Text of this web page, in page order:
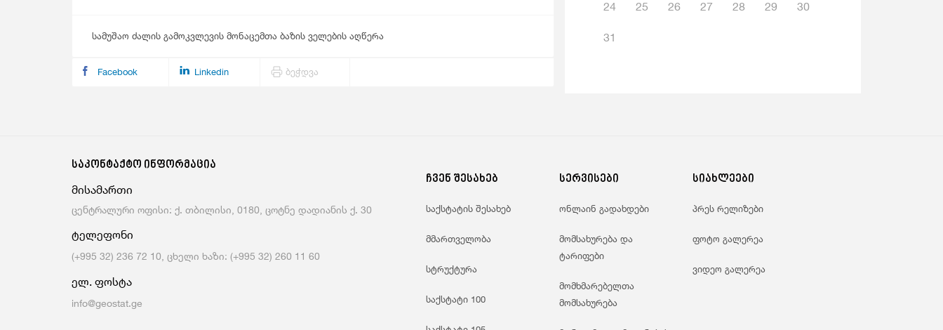
სამუშაო ძალის გამოკვლევის მონაცემთა ბაზის ველების აღწერა
Facebook Linkedin ბეჭდვა
24 25 26 27 28 29 30
31
საკონტაქტო ინფორმაცია
მისამართი
ცენტრალური ოფისი: ქ. თბილისი, 0180, ცოტნე დადიანის ქ. 30
ტელეფონი
(+995 32) 236 72 10, ცხელი ხაზი: (+995 32) 260 11 60
ელ. ფოსტა
info@geostat.ge
ჩვენ შესახებ
საქსტატის შესახებ
მმართველობა
სტრუქტურა
საქსტატი 100
სერვისები
ონლაინ გადახდები
მომსახურება და
ტარიფები
მომხმარებელთა
მომსახურება
სიახლეები
პრეს რელიზები
ფოტო გალერეა
ვიდეო გალერეა